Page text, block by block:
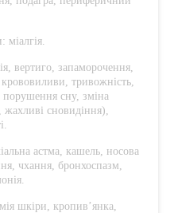
міалгія.
вертиго, запаморочення,
крововиливи, тривожність,
порушення сну, зміна
жахливі сновидіння),
астма, кашель, носова
чхання, бронхоспазм,
шкіри, кропив’янка,